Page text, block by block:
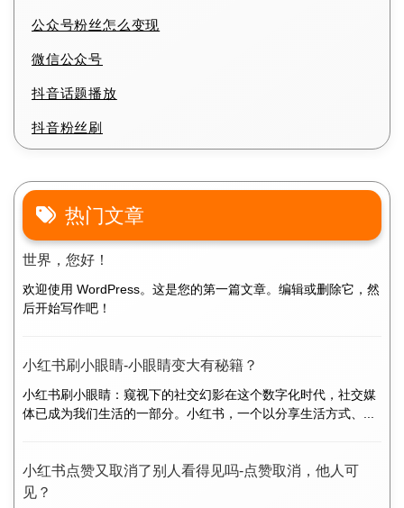
公众号粉丝怎么变现
微信公众号
抖音话题播放
抖音粉丝刷
热门文章
世界，您好！
欢迎使用 WordPress。这是您的第一篇文章。编辑或删除它，然
后开始写作吧！
小红书刷小眼睛-小眼睛变大有秘籍？
小红书刷小眼睛：窥视下的社交幻影在这个数字化时代，社交媒
体已成为我们生活的一部分。小红书，一个以分享生活方式、...
小红书点赞又取消了别人看得见吗-点赞取消，他人可
见？